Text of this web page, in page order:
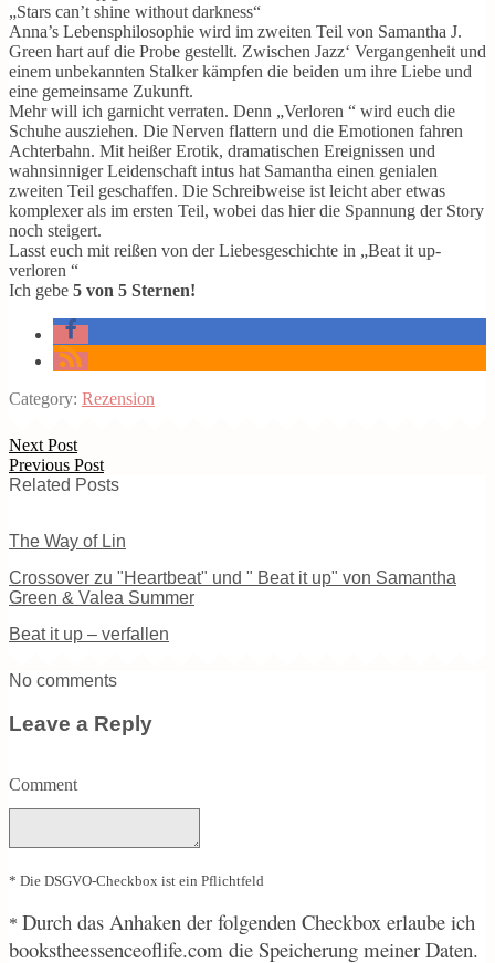
„Stars can’t shine without darkness“
Anna’s Lebensphilosophie wird im zweiten Teil von Samantha J.
Green hart auf die Probe gestellt. Zwischen Jazz‘ Vergangenheit und
einem unbekannten Stalker kämpfen die beiden um ihre Liebe und
eine gemeinsame Zukunft.
Mehr will ich garnicht verraten. Denn „Verloren “ wird euch die
Schuhe ausziehen. Die Nerven flattern und die Emotionen fahren
Achterbahn. Mit heißer Erotik, dramatischen Ereignissen und
wahnsinniger Leidenschaft intus hat Samantha einen genialen
zweiten Teil geschaffen. Die Schreibweise ist leicht aber etwas
komplexer als im ersten Teil, wobei das hier die Spannung der Story
noch steigert.
Lasst euch mit reißen von der Liebesgeschichte in „Beat it up-
verloren “
Ich gebe 5 von 5 Sternen!
Category: Rezension
Next Post
Previous Post
Related Posts
The Way of Lin
Crossover zu "Heartbeat" und " Beat it up" von Samantha
Green & Valea Summer
Beat it up – verfallen
No comments
Leave a Reply
Comment
* Die DSGVO-Checkbox ist ein Pflichtfeld
* Durch das Anhaken der folgenden Checkbox erlaube ich
bookstheessenceoflife.com die Speicherung meiner Daten.